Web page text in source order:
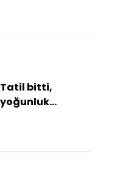
Tatil bitti,
yoğunluk